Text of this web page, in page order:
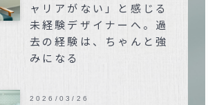
ャリアがない」と感じる
未経験デザイナーへ。過
去の経験は、ちゃんと強
みになる
2026/03/26